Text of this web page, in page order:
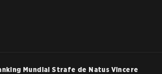
Mundial Strafe de Natus Vincere